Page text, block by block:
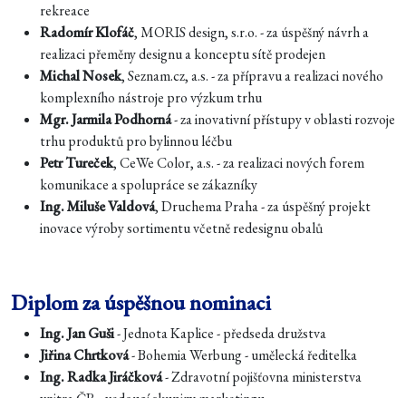
rekreace
Radomír Klofáč, MORIS design, s.r.o. - za úspěšný návrh a
realizaci přeměny designu a konceptu sítě prodejen
Michal Nosek, Seznam.cz, a.s. - za přípravu a realizaci nového
komplexního nástroje pro výzkum trhu
Mgr. Jarmila Podhorná- za inovativní přístupy v oblasti rozvoje
trhu produktů pro bylinnou léčbu
Petr Tureček, CeWe Color, a.s. - za realizaci nových forem
komunikace a spolupráce se zákazníky
Ing. Miluše Valdová, Druchema Praha - za úspěšný projekt
inovace výroby sortimentu včetně redesignu obalů
Diplom za úspěšnou nominaci
Ing. Jan Guši- Jednota Kaplice - předseda družstva
Jiřina Chrtková- Bohemia Werbung - umělecká ředitelka
Ing. Radka Jiráčková- Zdravotní pojišťovna ministerstva